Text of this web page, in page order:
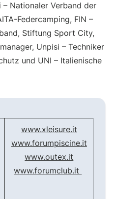
Nationaler Verband der
Federcamping, FIN –
Stiftung Sport City,
Unpisi – Techniker
und UNI – Italienische
www.xleisure.it
www.forumpiscine.it
www.outex.it
www.forumclub.it